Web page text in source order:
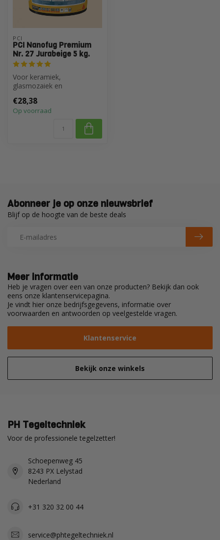
PCI
PCI Nanofug Premium
Nr. 27 Jurabeige 5 kg.
Voor keramiek,
glasmozaiek en
lage wateropname
€28,38
Op voorraad
Meer informatie
Heb je vragen over een van onze producten? Bekijk dan ook
eens onze klantenservicepagina.
Je vindt hier onze bedrijfsgegevens, informatie over
voorwaarden en antwoorden op veelgestelde vragen.
Klantenservice
Bekijk onze winkels
Abonneer je op onze nieuwsbrief
Blijf op de hoogte van de beste deals
PH Tegeltechniek
Voor de professionele tegelzetter!
Schoepenweg 45
8243 PX Lelystad
Nederland
+31 320 32 00 44
service@phtegeltechniek.nl